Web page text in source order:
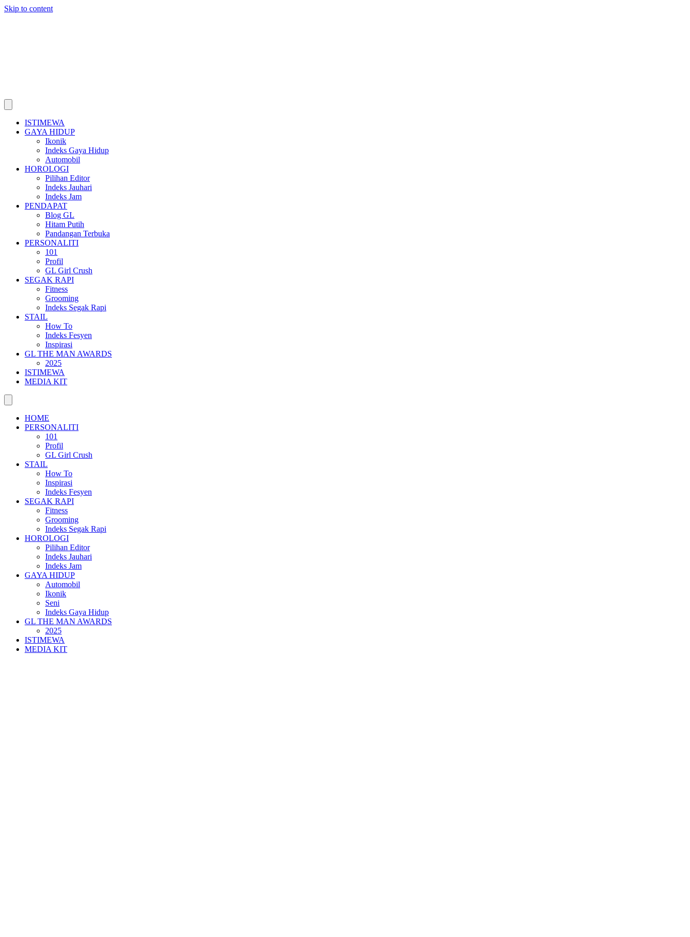
Skip to content
ISTIMEWA
GAYA HIDUP
Ikonik
Indeks Gaya Hidup
Automobil
HOROLOGI
Pilihan Editor
Indeks Jauhari
Indeks Jam
PENDAPAT
Blog GL
Hitam Putih
Pandangan Terbuka
PERSONALITI
101
Profil
GL Girl Crush
SEGAK RAPI
Fitness
Grooming
Indeks Segak Rapi
STAIL
How To
Indeks Fesyen
Inspirasi
GL THE MAN AWARDS
2025
ISTIMEWA
MEDIA KIT
HOME
PERSONALITI
101
Profil
GL Girl Crush
STAIL
How To
Inspirasi
Indeks Fesyen
SEGAK RAPI
Fitness
Grooming
Indeks Segak Rapi
HOROLOGI
Pilihan Editor
Indeks Jauhari
Indeks Jam
GAYA HIDUP
Automobil
Ikonik
Seni
Indeks Gaya Hidup
GL THE MAN AWARDS
2025
ISTIMEWA
MEDIA KIT